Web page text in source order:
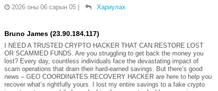
2026 оны 06 сарын 05
Хариулах
Bruno James (23.90.184.117)
I NEED A TRUSTED CRYPTO HACKER THAT CAN RESTORE LOST
OR SCAMMED FUNDS. Are you struggling to get back the money you
lost? Every day, countless individuals face the devastating impact of
scam operations that drain their hard-earned savings. But there’s good
news – GEO COORDINATES RECOVERY HACKER are here to help you
recover what’s rightfully yours. I lost my entire savings to a fake crypto